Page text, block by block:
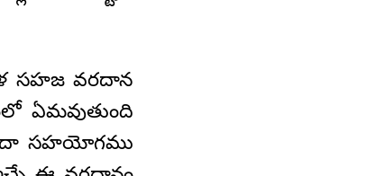
సహజ వరదాన
ఏమవుతుంది
సహయోగము